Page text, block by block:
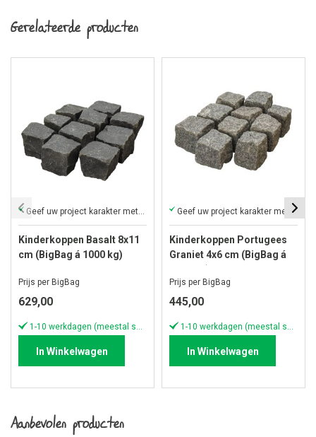
Gerelateerde producten
Geef uw project karakter met deze charmante koppen
Kinderkoppen Basalt 8x11
cm (BigBag á 1000 kg)
Prijs per BigBag
629,00
In Winkelwagen
Geef uw project karakter met deze charmante koppen
Kinderkoppen Portugees
Graniet 4x6 cm (BigBag á
Prijs per BigBag
445,00
In Winkelwagen
Aanbevolen producten